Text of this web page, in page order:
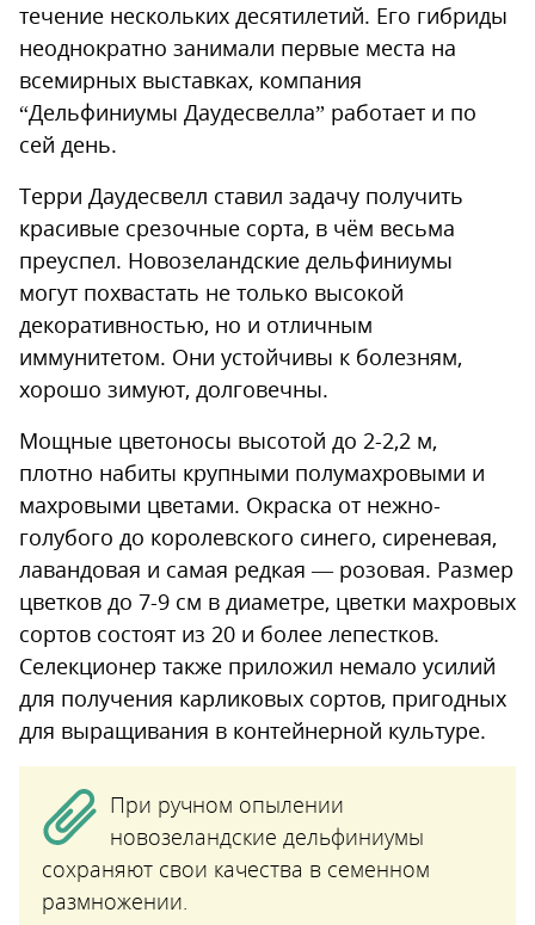
течение нескольких десятилетий. Его гибриды
неоднократно занимали первые места на
всемирных выставках, компания
“Дельфиниумы Даудесвелла” работает и по
сей день.
Терри Даудесвелл ставил задачу получить
красивые срезочные сорта, в чём весьма
преуспел. Новозеландские дельфиниумы
могут похвастать не только высокой
декоративностью, но и отличным
иммунитетом. Они устойчивы к болезням,
хорошо зимуют, долговечны.
Мощные цветоносы высотой до 2-2,2 м,
плотно набиты крупными полумахровыми и
махровыми цветами. Окраска от нежно-
голубого до королевского синего, сиреневая,
лавандовая и самая редкая — розовая. Размер
цветков до 7-9 см в диаметре, цветки махровых
сортов состоят из 20 и более лепестков.
Селекционер также приложил немало усилий
для получения карликовых сортов, пригодных
для выращивания в контейнерной культуре.
При ручном опылении
новозеландские дельфиниумы
сохраняют свои качества в семенном
размножении.